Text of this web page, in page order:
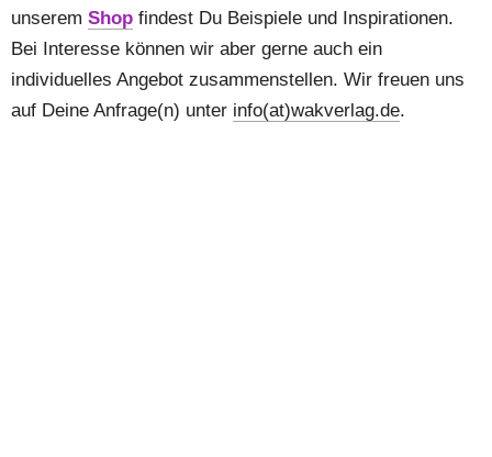
unserem Shop findest Du Beispiele und Inspirationen.
Bei Interesse können wir aber gerne auch ein
individuelles Angebot zusammenstellen. Wir freuen uns
auf Deine Anfrage(n) unter info(at)wakverlag.de.